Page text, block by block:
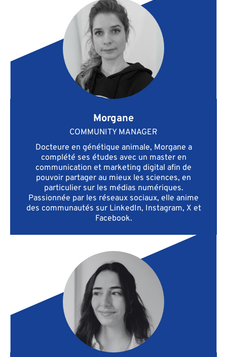
Morgane
COMMUNITY MANAGER
Docteure en génétique animale, Morgane a
complété ses études avec un master en
communication et marketing digital afin de
pouvoir partager au mieux les sciences, en
particulier sur les médias numériques.
Passionnée par les réseaux sociaux, elle anime
des communautés sur LinkedIn, Instagram, X et
Facebook.